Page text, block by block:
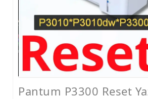
TR YAZICI RESET
Bakım Kutusu
Baskı Kafası
Yazıcı Parçaları
Pantum P3300 Reset